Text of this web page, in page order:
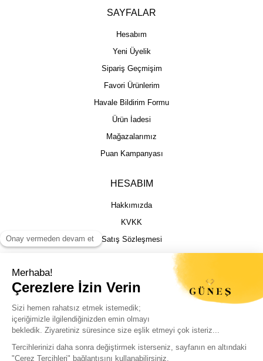
Sizin için en iyi deneyimi sunmak adına
SAYFALAR
Hesabım
Yeni Üyelik
Sipariş Geçmişim
Favori Ürünlerim
Havale Bildirim Formu
Ürün İadesi
Mağazalarımız
Puan Kampanyası
HESABIM
Hakkımızda
KVKK
Satış Sözleşmesi
İstek, Öneri ve Şikayet
Kargo Takibi